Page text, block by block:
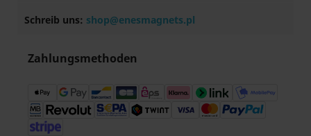
Schreib uns: shop@enesmagnets.pl
Zahlungsmethoden